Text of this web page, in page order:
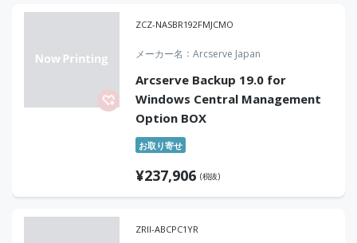
ZCZ-NASBR192FMJCMO
メーカー名 Arcserve Japan
Arcserve Backup 19.0 for
Windows Central Management
Option BOX
お取り寄せ
¥237,906 (税抜)
ZRII-ABCPC1YR